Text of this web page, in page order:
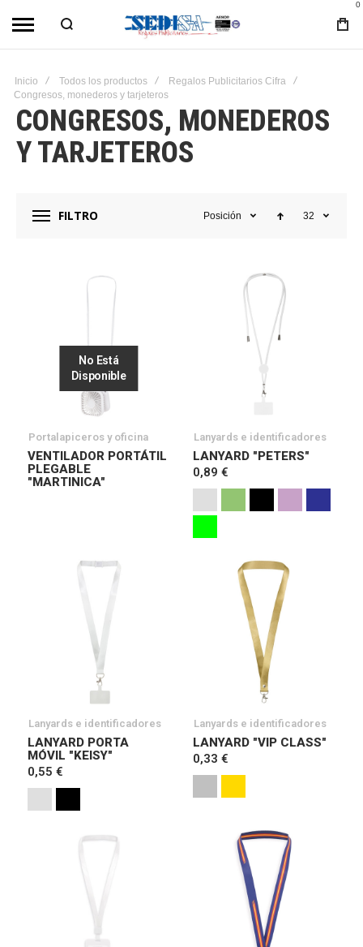
0
Inicio Todos los productos
Regalos Publicitarios Cifra
Congresos, monederos y tarjeteros
CONGRESOS, MONEDEROS
Y TARJETEROS
FILTRO Posición 32
No Está
Disponible
Portalapiceros y oficina
VENTILADOR PORTÁTIL
PLEGABLE
"MARTINICA"
Lanyards e identificadores
LANYARD "PETERS"
0,89 €
Lanyards e identificadores
LANYARD PORTA
MÓVIL "KEISY"
0,55 €
Lanyards e identificadores
LANYARD "VIP CLASS"
0,33 €